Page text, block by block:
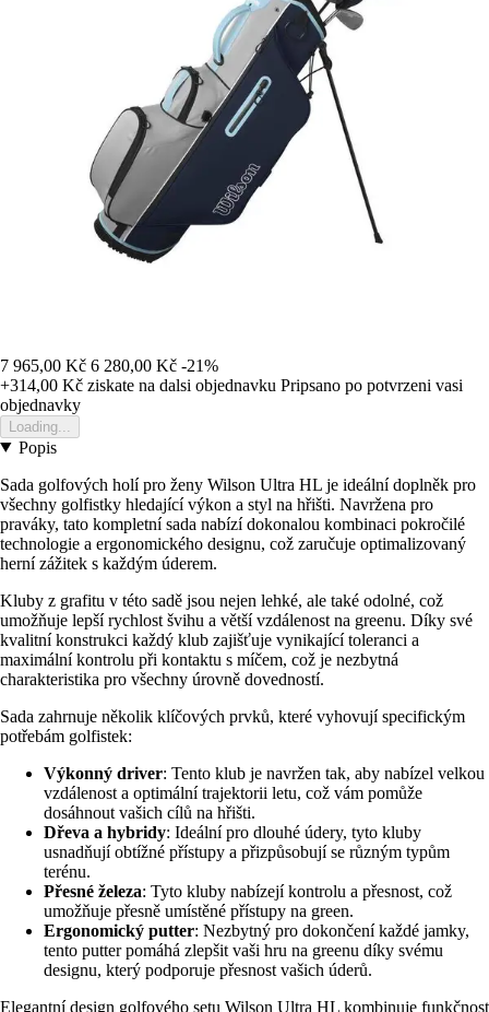
7 965,00 Kč 6 280,00 Kč -21%
+314,00 Kč ziskate na dalsi objednavku Pripsano po potvrzeni vasi
objednavky
Loading...
Popis
Sada golfových holí pro ženy Wilson Ultra HL je ideální doplněk pro
všechny golfistky hledající výkon a styl na hřišti. Navržena pro
praváky, tato kompletní sada nabízí dokonalou kombinaci pokročilé
technologie a ergonomického designu, což zaručuje optimalizovaný
herní zážitek s každým úderem.
Kluby z grafitu v této sadě jsou nejen lehké, ale také odolné, což
umožňuje lepší rychlost švihu a větší vzdálenost na greenu. Díky své
kvalitní konstrukci každý klub zajišťuje vynikající toleranci a
maximální kontrolu při kontaktu s míčem, což je nezbytná
charakteristika pro všechny úrovně dovedností.
Sada zahrnuje několik klíčových prvků, které vyhovují specifickým
potřebám golfistek:
Výkonný driver: Tento klub je navržen tak, aby nabízel velkou
vzdálenost a optimální trajektorii letu, což vám pomůže
dosáhnout vašich cílů na hřišti.
Dřeva a hybridy: Ideální pro dlouhé údery, tyto kluby
usnadňují obtížné přístupy a přizpůsobují se různým typům
terénu.
Přesné železa: Tyto kluby nabízejí kontrolu a přesnost, což
umožňuje přesně umístěné přístupy na green.
Ergonomický putter: Nezbytný pro dokončení každé jamky,
tento putter pomáhá zlepšit vaši hru na greenu díky svému
designu, který podporuje přesnost vašich úderů.
Elegantní design golfového setu Wilson Ultra HL kombinuje funkčnost